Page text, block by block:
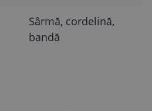
Sârmă, cordelină,
bandă